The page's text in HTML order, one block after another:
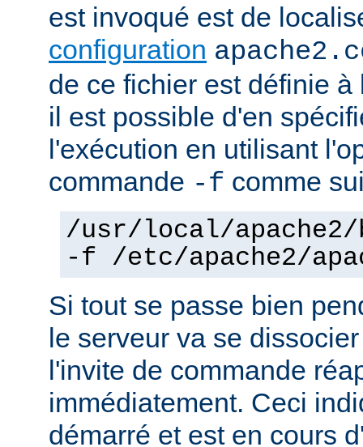
est invoqué est de
configuration
de ce fichier est définie
il est possible d'en
l'exécution en utilisant
commande -f comme
/usr/local/
-f /etc/apache2/
Si tout se passe bien
le serveur va se
l'invite de commande
immédiatement. Ceci
démarré et est en cours